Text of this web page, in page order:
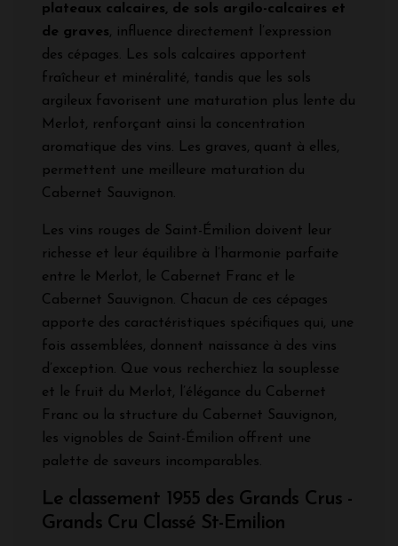
plateaux calcaires, de sols argilo-calcaires et
de graves, influence directement l’expression
des cépages. Les sols calcaires apportent
fraîcheur et minéralité, tandis que les sols
argileux favorisent une maturation plus lente du
Merlot, renforçant ainsi la concentration
aromatique des vins. Les graves, quant à elles,
permettent une meilleure maturation du
Cabernet Sauvignon.
Les vins rouges de Saint-Émilion doivent leur
richesse et leur équilibre à l’harmonie parfaite
entre le Merlot, le Cabernet Franc et le
Cabernet Sauvignon. Chacun de ces cépages
apporte des caractéristiques spécifiques qui, une
fois assemblées, donnent naissance à des vins
d’exception. Que vous recherchiez la souplesse
et le fruit du Merlot, l’élégance du Cabernet
Franc ou la structure du Cabernet Sauvignon,
les vignobles de Saint-Émilion offrent une
palette de saveurs incomparables.
Le classement 1955 des Grands Crus -
Grands Cru Classé St-Emilion